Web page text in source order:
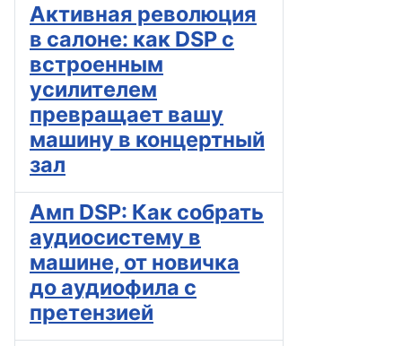
Активная революция
в салоне: как DSP с
встроенным
усилителем
превращает вашу
машину в концертный
зал
Амп DSP: Как собрать
аудиосистему в
машине, от новичка
до аудиофила с
претензией